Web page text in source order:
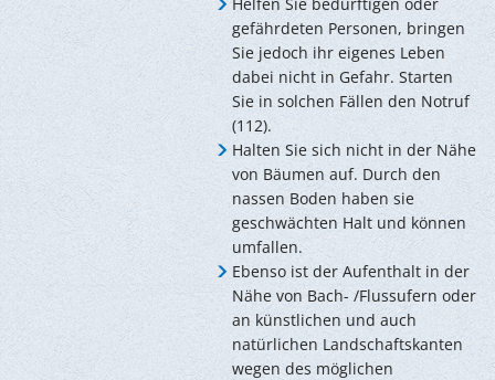
gefährdeten Personen, bringen
Sie jedoch ihr eigenes Leben
dabei nicht in Gefahr. Starten
Sie in solchen Fällen den Notruf
(112).
Halten Sie sich nicht in der Nähe
von Bäumen auf. Durch den
nassen Boden haben sie
geschwächten Halt und können
umfallen.
Ebenso ist der Aufenthalt in der
Nähe von Bach- /Flussufern oder
an künstlichen und auch
natürlichen Landschaftskanten
wegen des möglichen